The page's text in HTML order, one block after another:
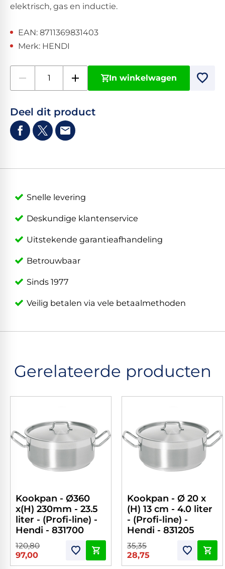
elektrisch, gas en inductie.
EAN: 8711369831403
Merk: HENDI
In winkelwagen
Deel dit product
Snelle levering
Deskundige klantenservice
Uitstekende garantieafhandeling
Betrouwbaar
Sinds 1977
Veilig betalen via vele betaalmethoden
Gerelateerde producten
Kookpan - Ø360
x(H) 230mm - 23.5
liter - (Profi-line) -
Hendi - 831700
120,80
97,00
Kookpan - Ø 20 x
(H) 13 cm - 4.0 liter
- (Profi-line) -
Hendi - 831205
35,35
28,75